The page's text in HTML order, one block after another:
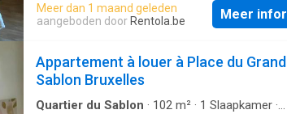
Meer dan 1 maand geleden
aangeboden door Rentola.be Meer
Appartement à louer à Place du Grand
Sablon Bruxelles
Quartier du Sablon · 102 m² · 1 Slaapkamer ·